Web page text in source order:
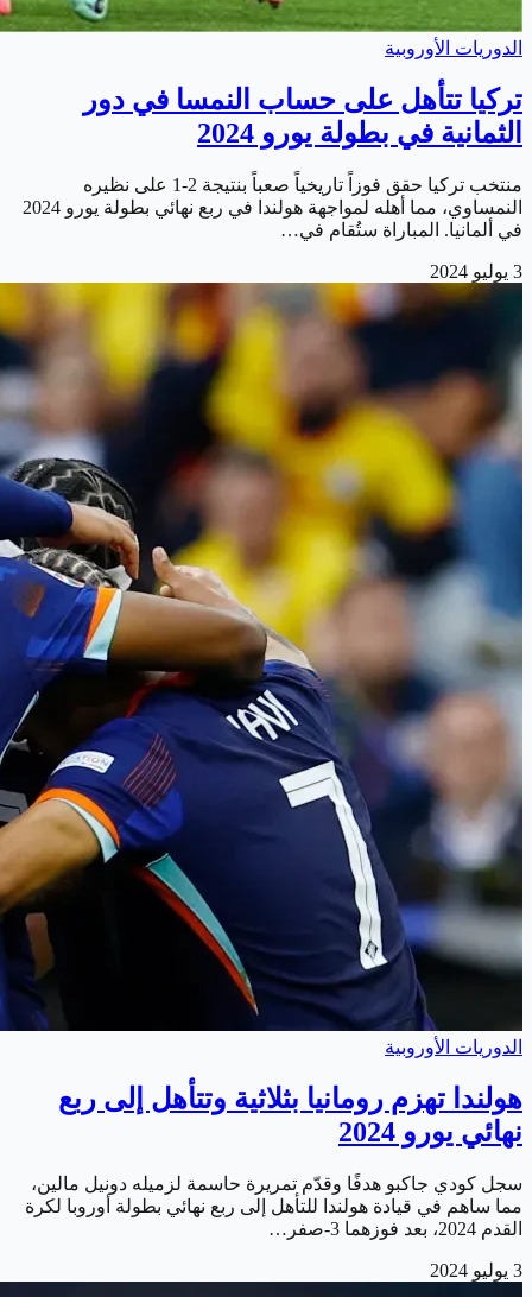
الدوريات الأوروبية
تركيا تتأهل على حساب النمسا في دور
الثمانية في بطولة يورو 2024
منتخب تركيا حقق فوزاً تاريخياً صعباً بنتيجة 2-1 على نظيره
النمساوي، مما أهله لمواجهة هولندا في ربع نهائي بطولة يورو 2024
في ألمانيا. المباراة ستُقام في…
3 يوليو 2024
الدوريات الأوروبية
هولندا تهزم رومانيا بثلاثية وتتأهل إلى ربع
نهائي يورو 2024
سجل كودي جاكبو هدفًا وقدّم تمريرة حاسمة لزميله دونيل مالين،
مما ساهم في قيادة هولندا للتأهل إلى ربع نهائي بطولة أوروبا لكرة
القدم 2024، بعد فوزهما 3-صفر…
3 يوليو 2024